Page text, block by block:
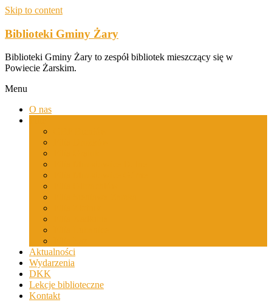
Skip to content
Biblioteki Gminy Żary
Biblioteki Gminy Żary to zespół bibliotek mieszczący się w
Powiecie Żarskim.
Menu
O nas
Aktualności
Wydarzenia
DKK
Lekcje biblioteczne
Kontakt